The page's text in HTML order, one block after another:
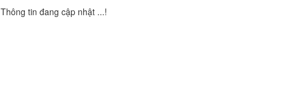
Thông tin đang cập nhật ...!